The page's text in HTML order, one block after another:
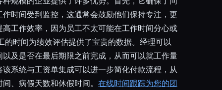
时间受到监控，这通常会鼓励他们保持专注，更
工作效率，因为员工不太可能在工作时间分心或
的时间为绩效评估提供了宝贵的数据。经理可以
及是否在最后期限之前完成，从而可以就工作量
系统与工资单集成可以进一步简化付款流程，从
、病假天数和休假时间。 在线时间跟踪为您的团